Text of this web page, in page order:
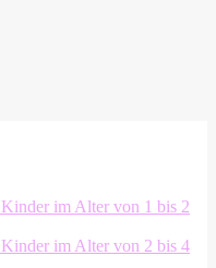
im Alter von 1 bis 2
im Alter von 2 bis 4